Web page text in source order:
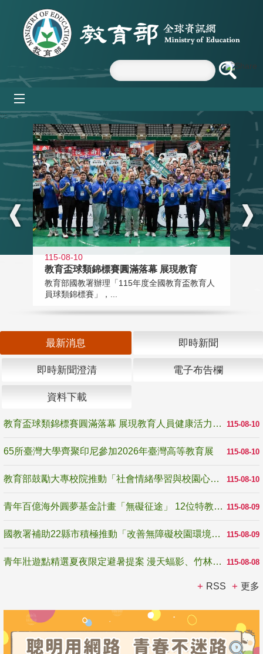
跳到主要內容區塊
:::
115-08-10
教育盃球類錦標賽圓滿落幕 展現教育
教育部國教署辦理「115年度全國教育盃教育人
員球類錦標賽」，...
最新消息 即時新聞
即時新聞澄清 電子布告欄
資料下載
115-08-10
教育盃球類錦標賽圓滿落幕 展現教育人員健康活力與團隊精神
115-08-10
65所臺灣大學齊聚印尼參加2026年臺灣高等教育展
115-08-10
教育部鼓勵大專校院推動「社會情緒學習與校園心理健康促進計畫」 培育校園「心」韌性
115-08-09
青年百億海外圓夢基金計畫「無礙征途」 12位特教與弱勢青年勇闖西班牙 跨越感官限制見證生命蛻變
115-08-09
國教署補助22縣市積極推動「改善無障礙校園環境計畫」 打造友善、安全、無礙學習空間
115-08-08
青年壯遊點精選夏夜限定避暑提案 漫天蝠影、竹林尋蛙、茶香夜觀 邀青年暮色出發
RSS 更多